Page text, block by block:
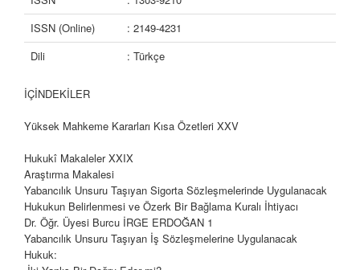
ISSN (Online)
: 2149-4231
Dili
: Türkçe
İÇİNDEKİLER
Yüksek Mahkeme Kararları Kısa Özetleri XXV
Hukukî Makaleler XXIX
Araştırma Makalesi
Yabancılık Unsuru Taşıyan Sigorta Sözleşmelerinde Uygulanacak
Hukukun Belirlenmesi ve Özerk Bir Bağlama Kuralı İhtiyacı
Dr. Öğr. Üyesi Burcu İRGE ERDOĞAN 1
Yabancılık Unsuru Taşıyan İş Sözleşmelerine Uygulanacak
Hukuk: